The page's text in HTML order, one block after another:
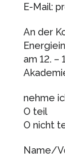
E-Mail:
An der
am 12. –
nehme
O teil
O nicht
Name/